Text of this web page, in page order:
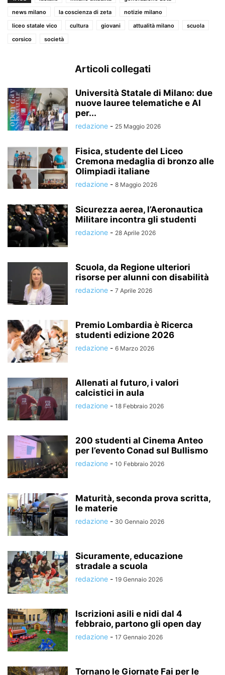
news milano
la coscienza di zeta
notizie milano
liceo statale vico
cultura giovani attualità milano
scuola
corsico
società
Articoli collegati
Università Statale di Milano: due
nuove lauree telematiche e AI
per...
redazione - 25 Maggio 2026
Fisica, studente del Liceo
Cremona medaglia di bronzo alle
Olimpiadi italiane
redazione - 8 Maggio 2026
Sicurezza aerea, l’Aeronautica
Militare incontra gli studenti
redazione - 28 Aprile 2026
Scuola, da Regione ulteriori
risorse per alunni con disabilità
redazione - 7 Aprile 2026
Premio Lombardia è Ricerca
studenti edizione 2026
redazione - 6 Marzo 2026
Allenati al futuro, i valori
calcistici in aula
redazione - 18 Febbraio 2026
200 studenti al Cinema Anteo
per l’evento Conad sul Bullismo
redazione - 10 Febbraio 2026
Maturità, seconda prova scritta,
le materie
redazione - 30 Gennaio 2026
Sicuramente, educazione
stradale a scuola
redazione - 19 Gennaio 2026
Iscrizioni asili e nidi dal 4
febbraio, partono gli open day
redazione - 17 Gennaio 2026
Tornano le Giornate Fai per le